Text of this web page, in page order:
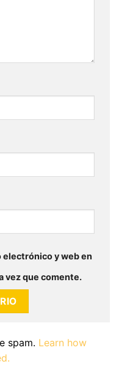
electrónico y web en
vez que comente.
spam. Learn how